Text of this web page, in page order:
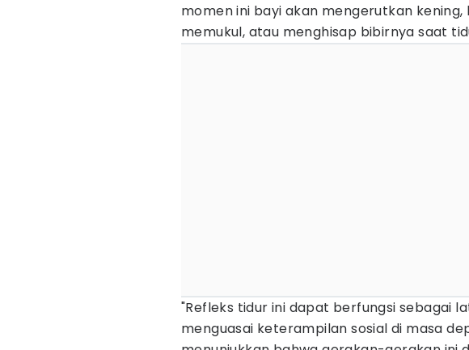
momen ini bayi akan mengerutkan
memukul, atau menghisap bibirnya saat
"Refleks tidur ini dapat berfungsi sebagai
menguasai keterampilan sosial di masa